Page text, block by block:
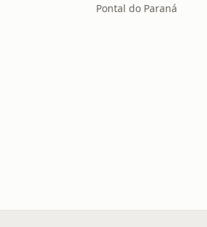
Pontal do Paraná